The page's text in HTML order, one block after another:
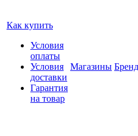
Как купить
Условия
оплаты
Условия
доставки
Гарантия
на товар
Магазины